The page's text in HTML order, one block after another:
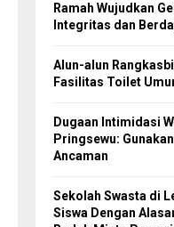
Ramah Wujudkan
Integritas dan
Alun-alun
Fasilitas Toilet
Dugaan Intimidasi
Pringsewu:
Ancaman
Sekolah Swasta di
Siswa Dengan